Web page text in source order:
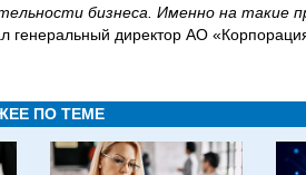
бизнеса. Именно на такие
генеральный директор АО
ПО ТЕМЕ